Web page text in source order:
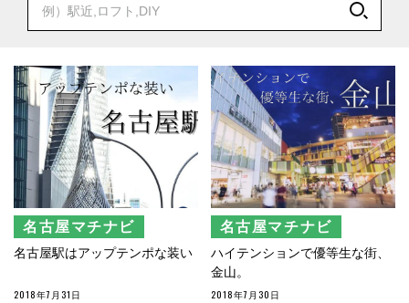
名古屋マチナビ
名古屋駅はアップテンポな装い
2018年7月31日
名古屋マチナビ
ハイテンションで優等生な街、
金山。
2018年7月30日